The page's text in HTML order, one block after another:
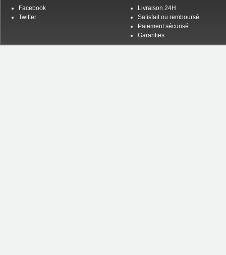
Facebook
Twitter
Livraison 24H
Satisfait ou remboursé
Paiement sécurisé
Garanties